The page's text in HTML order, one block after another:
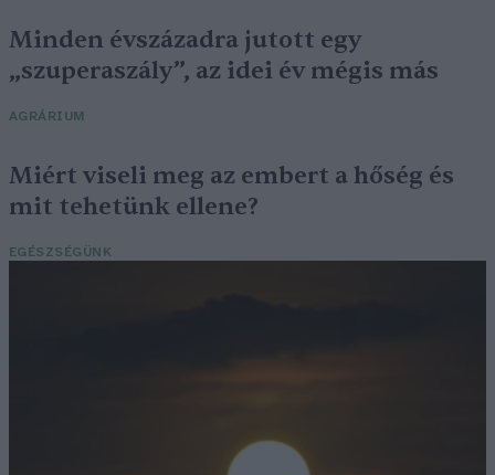
Minden évszázadra jutott egy
„szuperaszály”, az idei év mégis más
AGRÁRIUM
Miért viseli meg az embert a hőség és
mit tehetünk ellene?
EGÉSZSÉGÜNK